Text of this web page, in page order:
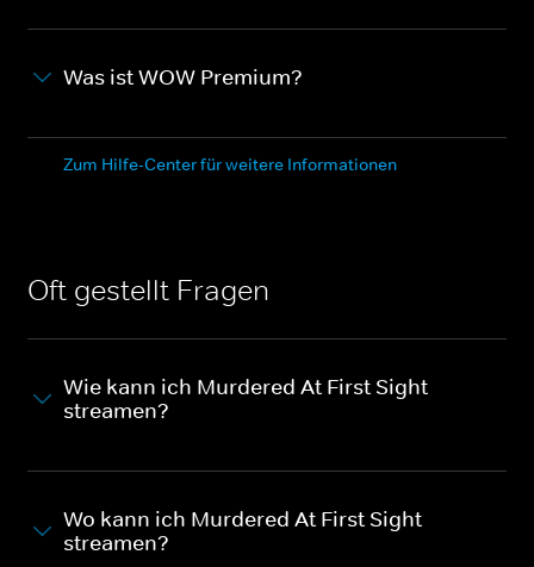
Was ist WOW Premium?
Zum Hilfe-Center für weitere Informationen
Oft gestellt Fragen
Wie kann ich Murdered At First Sight
streamen?
Wo kann ich Murdered At First Sight
streamen?